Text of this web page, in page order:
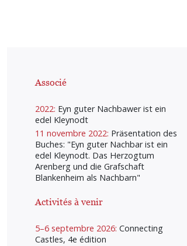
Associé
2022: Eyn guter Nachbawer ist ein
edel Kleynodt
11 novembre 2022: Präsentation des
Buches: "Eyn guter Nachbar ist ein
edel Kleynodt. Das Herzogtum
Arenberg und die Grafschaft
Blankenheim als Nachbarn"
Activités à venir
5–6 septembre 2026: Connecting
Castles, 4e édition